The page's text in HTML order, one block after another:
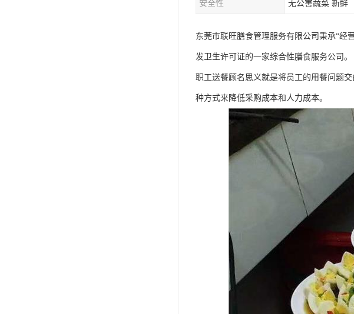
安全性 无公害蔬菜 新鲜
东莞市联旺膳食管理服务有限公司秉承“经
发卫生许可证的一家综合性膳食服务公司。
职工送餐顾名思义就是将员工的用餐问题
种方式来降低采购成本和人力成本。